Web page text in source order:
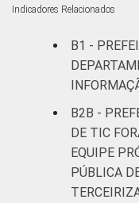
mil
Indicadores Relacionados
B1 -
B2B -
DE TIC
EQUIPE
PÚBLICA